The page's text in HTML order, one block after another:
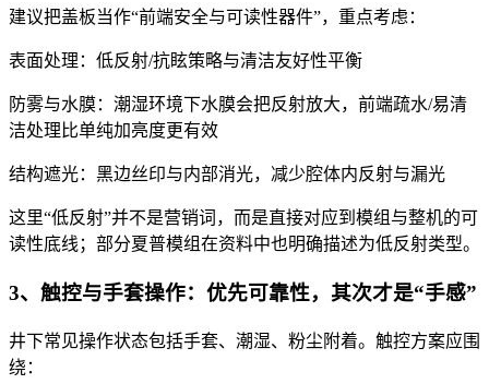
建议把盖板当作“前端安全与可读性器件”，重点考虑：
表面处理：低反射/抗眩策略与清洁友好性平衡
防雾与水膜：潮湿环境下水膜会把反射放大，前端疏水/易清
洁处理比单纯加亮度更有效
结构遮光：黑边丝印与内部消光，减少腔体内反射与漏光
这里“低反射”并不是营销词，而是直接对应到模组与整机的可
读性底线；部分夏普模组在资料中也明确描述为低反射类型。
3、触控与手套操作：优先可靠性，其次才是“手感”
井下常见操作状态包括手套、潮湿、粉尘附着。触控方案应围
绕：